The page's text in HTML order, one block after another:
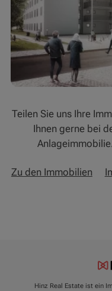
Teilen Sie uns Ihre
Ihnen gerne bei
Zu den Immobilien
Hinz Real Estate ist ein